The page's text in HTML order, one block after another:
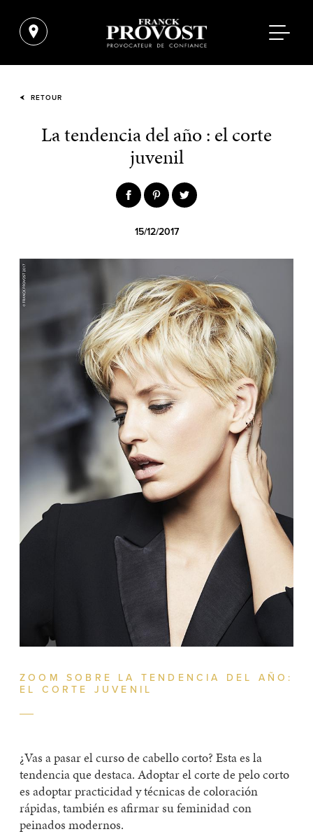
RETOUR
La tendencia del año : el corte
juvenil
15/12/2017
ZOOM SOBRE LA TENDENCIA DEL AÑO:
EL CORTE JUVENIL
¿Vas a pasar el curso de cabello corto? Esta es la
tendencia que destaca. Adoptar el corte de pelo corto
es adoptar practicidad y técnicas de coloración
rápidas, también es afirmar su feminidad con
peinados modernos.